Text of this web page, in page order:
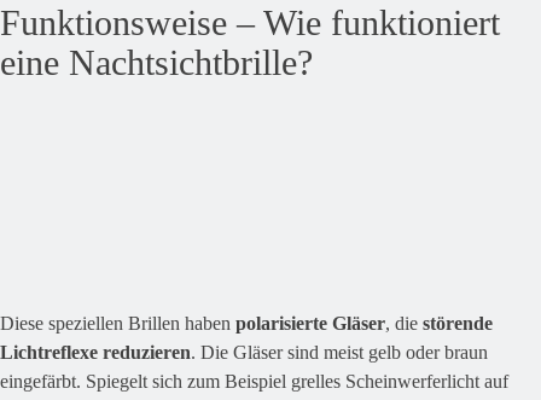
Funktionsweise – Wie funktioniert
eine Nachtsichtbrille?
Diese speziellen Brillen haben polarisierte Gläser, die störende
Lichtreflexe reduzieren. Die Gläser sind meist gelb oder braun
eingefärbt. Spiegelt sich zum Beispiel grelles Scheinwerferlicht auf